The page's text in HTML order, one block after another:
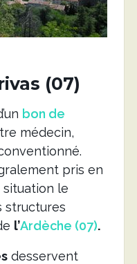
(07)
bon de
médecin,
pris en
le
structures
l’Ardèche (07).
desservent